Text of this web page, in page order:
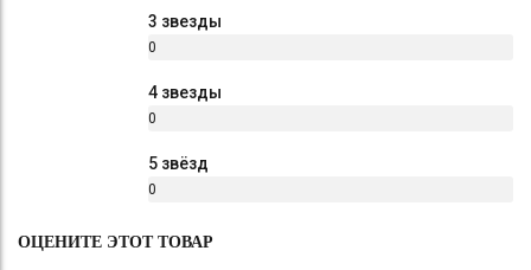
3 звезды
0
4 звезды
0
5 звёзд
0
ОЦЕНИТЕ ЭТОТ ТОВАР